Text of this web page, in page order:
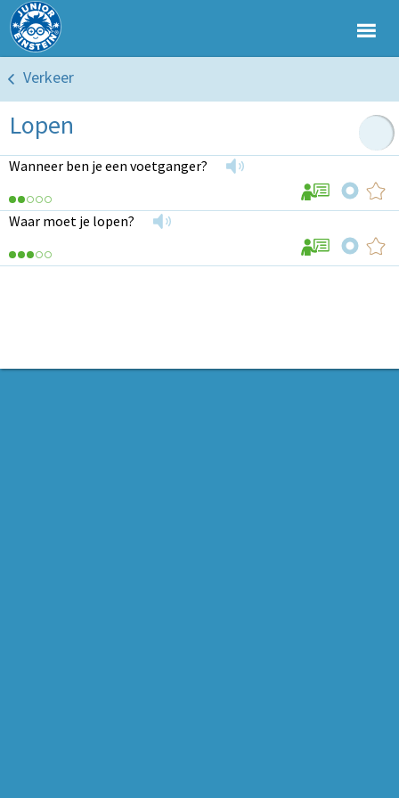
Verkeer
Lopen
Wanneer ben je een voetganger?
Waar moet je lopen?